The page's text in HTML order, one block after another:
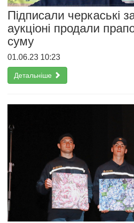
Підписали черкаські
аукціоні продали
суму
01.06.23 10:23
Детальніше